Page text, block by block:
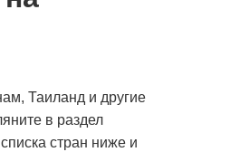
Таиланд и другие
в раздел
стран ниже и